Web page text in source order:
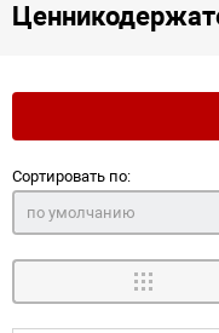
Сортировать по:
по умолчанию